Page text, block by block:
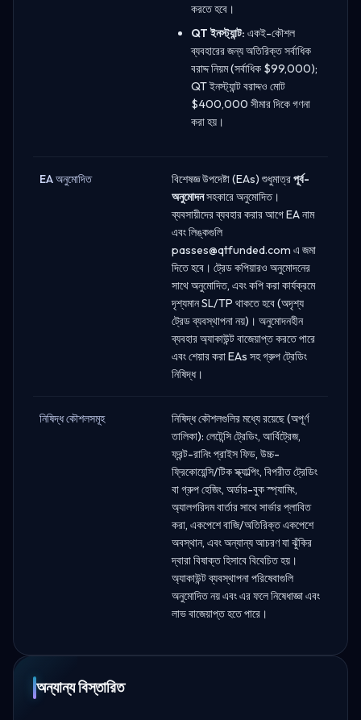
করতে হবে।
QT ইনস্ট্যান্ট: একই-কৌশল
ব্যবহারের জন্য অতিরিক্ত সর্বাধিক
বরাদ্দ নিয়ম (সর্বাধিক $99,000);
QT ইনস্ট্যান্ট বরাদ্দও মোট
$400,000 সীমার দিকে গণনা
করা হয়।
EA অনুমোদিত বিশেষজ্ঞ উপদেষ্টা (EAs) শুধুমাত্রপূর্ব-
অনুমোদনসহকারে অনুমোদিত।
ব্যবসায়ীদের ব্যবহার করার আগে EA নাম
এবং লিঙ্কগুলি
passes@qtfunded.com এ জমা
দিতে হবে। ট্রেড কপিয়ারও অনুমোদনের
সাথে অনুমোদিত, এবং কপি করা কার্যক্রমে
দৃশ্যমান SL/TP থাকতে হবে (অদৃশ্য
ট্রেড ব্যবস্থাপনা নয়)। অনুমোদনহীন
ব্যবহার অ্যাকাউন্ট বাজেয়াপ্ত করতে পারে
এবং শেয়ার করা EAs সহ গ্রুপ ট্রেডিং
নিষিদ্ধ।
নিষিদ্ধ কৌশলসমূহ
নিষিদ্ধ কৌশলগুলির মধ্যে রয়েছে (অপূর্ণ
তালিকা): লেটেন্সি ট্রেডিং, আর্বিট্রেজ,
ফ্রন্ট-রানিং প্রাইস ফিড, উচ্চ-
ফ্রিকোয়েন্সি/টিক স্ক্যাল্পিং, বিপরীত ট্রেডিং
বা গ্রুপ হেজিং, অর্ডার-বুক স্প্যামিং,
অ্যালগরিদম বার্তার সাথে সার্ভার প্লাবিত
করা, একপেশে বাজি/অতিরিক্ত একপেশে
অবস্থান, এবং অন্যান্য আচরণ যা ঝুঁকির
দ্বারা বিষাক্ত হিসাবে বিবেচিত হয়।
অ্যাকাউন্ট ব্যবস্থাপনা পরিষেবাগুলি
অনুমোদিত নয় এবং এর ফলে নিষেধাজ্ঞা এবং
লাভ বাজেয়াপ্ত হতে পারে।
অন্যান্য বিস্তারিত